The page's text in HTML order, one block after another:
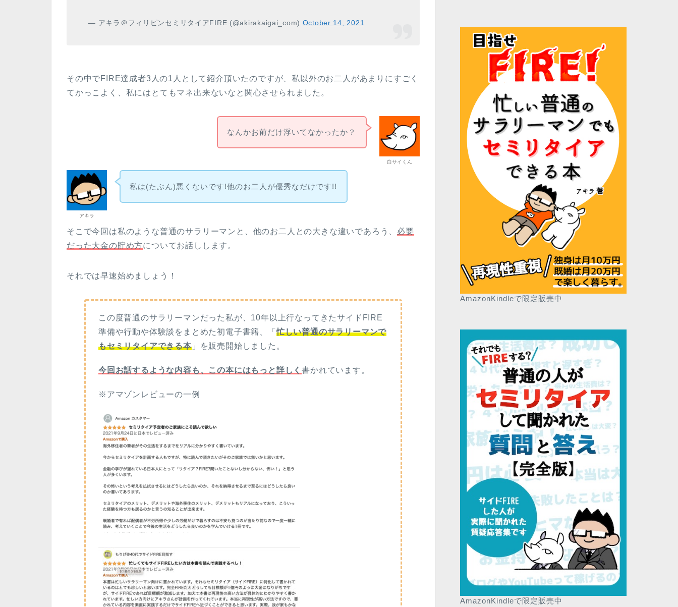
— アキラ＠フィリピンセミリタイアFIRE (@akirakaigai_com) October 14, 2021
その中でFIRE達成者3人の1人として紹介頂いたのですが、私以外のお二人があまりにすごく
てかっこよく、私にはとてもマネ出来ないなと関心させられました。
白サイくん
なんかお前だけ浮いてなかったか？
アキラ
私は(たぶん)悪くないです!他のお二人が優秀なだけです!!
そこで今回は私のような普通のサラリーマンと、他のお二人との大きな違いであろう、 必要
だった大金の貯め方についてお話しします。
それでは早速始めましょう！
この度普通のサラリーマンだった私が、10年以上行なってきたサイドFIRE
準備や行動や体験談をまとめた初電子書籍、「忙しい普通のサラリーマンで
もセミリタイアできる本」を販売開始しました。
今回お話するような内容も、この本にはもっと詳しく書かれています。
※アマゾンレビューの一例
AmazonKindleで限定販売中
AmazonKindleで限定販売中